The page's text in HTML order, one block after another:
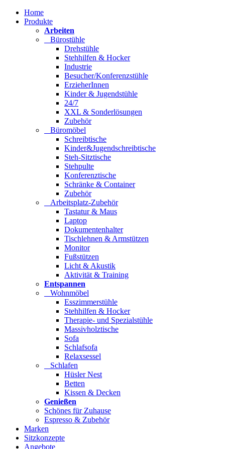
Home
Produkte
Arbeiten
Bürostühle
Drehstühle
Stehhilfen & Hocker
Industrie
Besucher/Konferenzstühle
ErzieherInnen
Kinder & Jugendstühle
24/7
XXL & Sonderlösungen
Zubehör
Büromöbel
Schreibtische
Kinder&Jugendschreibtische
Steh-Sitztische
Stehpulte
Konferenztische
Schränke & Container
Zubehör
Arbeitsplatz-Zubehör
Tastatur & Maus
Laptop
Dokumentenhalter
Tischlehnen & Armstützen
Monitor
Fußstützen
Licht & Akustik
Aktivität & Training
Entspannen
Wohnmöbel
Esszimmerstühle
Stehhilfen & Hocker
Therapie- und Spezialstühle
Massivholztische
Sofa
Schlafsofa
Relaxsessel
Schlafen
Hüsler Nest
Betten
Kissen & Decken
Genießen
Schönes für Zuhause
Espresso & Zubehör
Marken
Sitzkonzepte
Angebote